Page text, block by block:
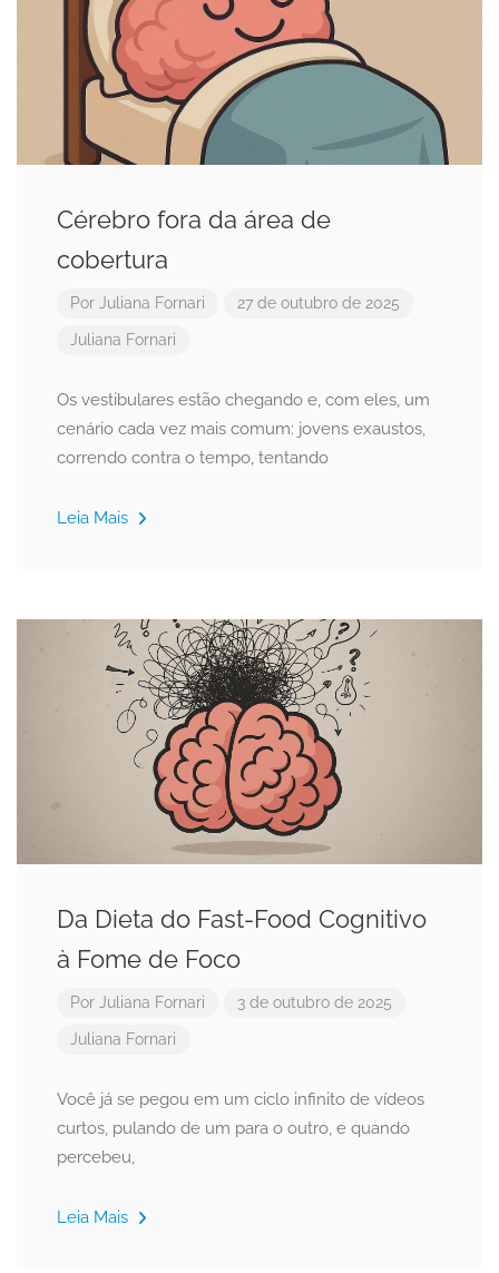
Cérebro fora da área de
cobertura
Por Juliana Fornari 27 de outubro de 2025
Juliana Fornari
Os vestibulares estão chegando e, com eles, um
cenário cada vez mais comum: jovens exaustos,
correndo contra o tempo, tentando
Leia Mais
Da Dieta do Fast-Food Cognitivo
à Fome de Foco
Por Juliana Fornari 3 de outubro de 2025
Juliana Fornari
Você já se pegou em um ciclo infinito de vídeos
curtos, pulando de um para o outro, e quando
percebeu,
Leia Mais